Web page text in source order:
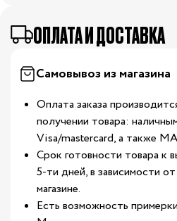
ОПЛАТА И ДОСТАВКА
Самовывоз из магазина
Оплата заказа
получении товара:
Visa/mastercard, а также
Срок готовности товара к
5-ти дней, в зависимости
магазине.
Есть возможность